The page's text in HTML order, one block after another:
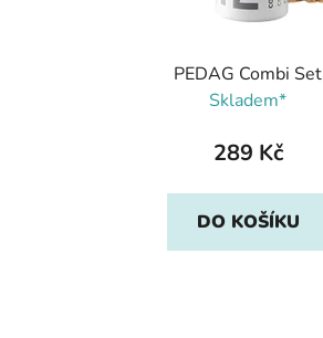
PEDAG Combi Set
Skladem*
289 Kč
DO KOŠÍKU